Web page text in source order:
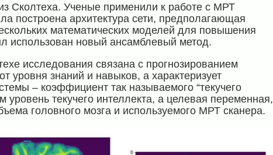
Сколтеха. Ученые применили к работе с МРТ
построена архитектура сети, предполагающая
математических моделей для повышения
использован новый ансамблевый метод.
исследования связана с прогнозированием
уровня знаний и навыков, а характеризует
– коэффициент так называемого “текучего
уровень текучего интеллекта, а целевая переменная,
головного мозга и используемого МРТ сканера.